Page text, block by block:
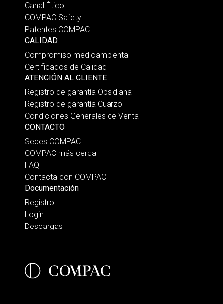
Canal Ético
COMPAC Safety
Patentes COMPAC
CALIDAD
Compromiso medioambiental
Certificados de Calidad
ATENCIÓN AL CLIENTE
Registro de garantía Obsidiana
Registro de garantía Cuarzo
Condiciones Generales de Venta
CONTACTO
Sedes COMPAC
COMPAC más cerca
FAQ
Contacta con COMPAC
Documentación
Registro
Login
Descargas